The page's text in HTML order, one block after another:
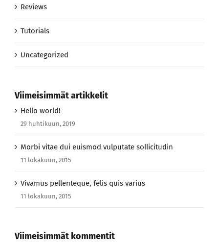
Reviews
Tutorials
Uncategorized
Viimeisimmät artikkelit
Hello world!
29 huhtikuun, 2019
Morbi vitae dui euismod vulputate sollicitudin
11 lokakuun, 2015
Vivamus pellenteque, felis quis varius
11 lokakuun, 2015
Viimeisimmät kommentit